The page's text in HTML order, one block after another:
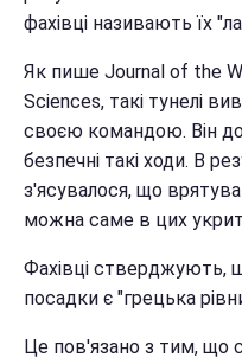
фахівці називають їх
Як пише Journal of the
Sciences, такі тунелі
своєю командою. Він
безпечні такі ходи. В
з'ясувалося, що
можна саме в цих
Фахівці стверджують,
посадки є "грецька
Це пов'язано з тим, що